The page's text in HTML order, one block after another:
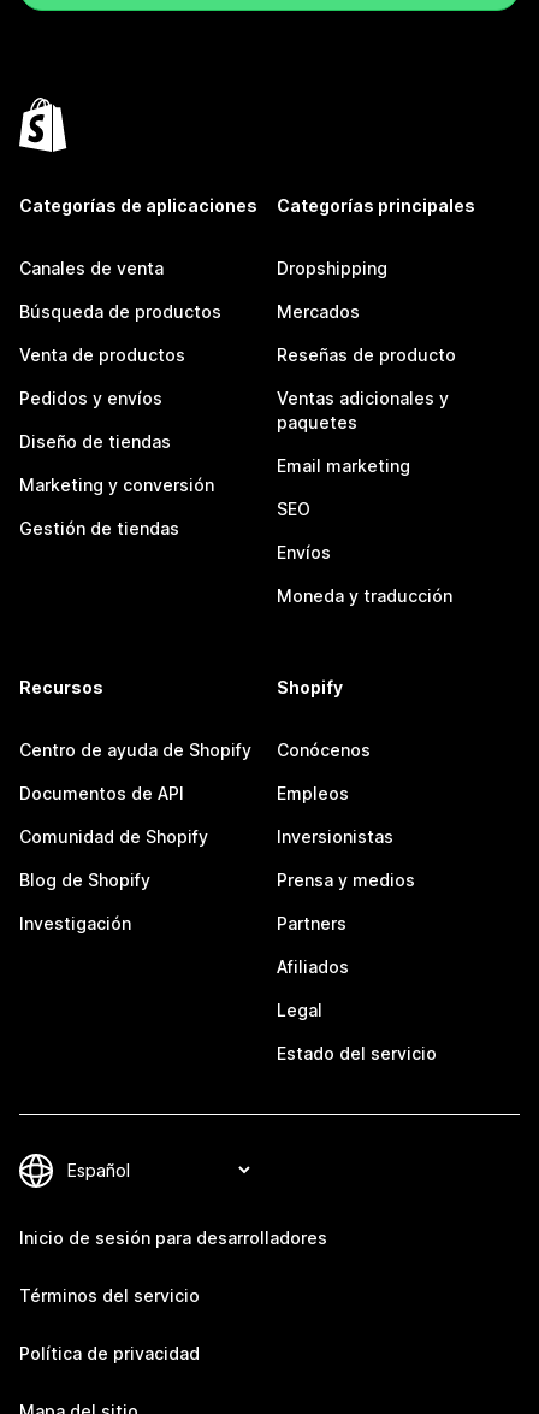
Categorías de aplicaciones
Canales de venta
Búsqueda de productos
Venta de productos
Pedidos y envíos
Diseño de tiendas
Marketing y conversión
Gestión de tiendas
Categorías principales
Dropshipping
Mercados
Reseñas de producto
Ventas adicionales y
paquetes
Email marketing
SEO
Envíos
Moneda y traducción
Recursos
Centro de ayuda de Shopify
Documentos de API
Comunidad de Shopify
Blog de Shopify
Investigación
Shopify
Conócenos
Empleos
Inversionistas
Prensa y medios
Partners
Afiliados
Legal
Estado del servicio
Inicio de sesión para desarrolladores
Términos del servicio
Política de privacidad